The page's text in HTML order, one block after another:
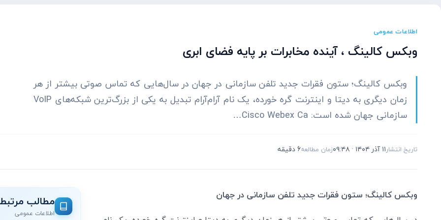
اطلاعات عمومی
وبکس کالینگ ، آینده مخابرات بر پایه فضای ابری
وبکس کالینگ؛ ستون فقرات جدید تلفن سازمانی در جهان در سال‌هایی که تماس صوتی بیشتر از هر
زمان دیگری به دیتا و اینترنت گره خورده، یک نام آرام‌آرام تبدیل به یکی از بزرگ‌ترین شبکه‌های VoIP
سازمانی جهان شده است: Cisco Webex Ca…
تاریخ انتشار۱۱ آذر ۱۴۰۴ · ۰۹:۴۸ زمان مطالعه6 دقیقه
وبکس کالینگ؛ ستون فقرات جدید تلفن سازمانی در جهان
مطالب مرتبط
اطلاعات عمومی